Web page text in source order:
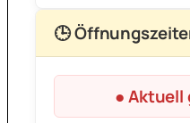
🕒
● Aktuell